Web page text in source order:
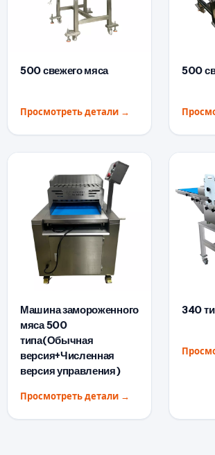
500 свежего мяса
Просмотреть детали →
500
Машина замороженного
мяса 500
типа(Обычная
версия+Численная
версия управления)
Просмотреть детали →
340